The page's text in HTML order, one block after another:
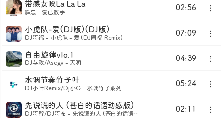
02:56
带感女嗓La La La
辉总 - 爱已放手
07:09
小虎队-爱(DJ版)(DJ版)
DJ阿福 - 小虎队 - 爱 (DJ阿福 Remix)
04:39
自由旋律vlo.1
DJ与政/Ascgv - 天明
05:24
水调节奏竹子叶
DJ小叶Remix/Dj小G - 水调竹子系列
02:11
先说谎的人 (苍白的话语动感版)
DJ阿智/DJ阿布 - 先说谎的人 (苍白的话语动感版)